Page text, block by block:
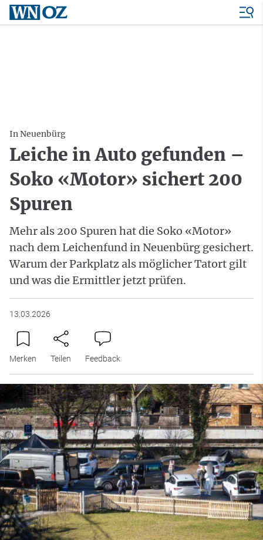
In Neuenbürg
Leiche in Auto gefunden –
Soko «Motor» sichert 200
Spuren
Mehr als 200 Spuren hat die Soko «Motor»
nach dem Leichenfund in Neuenbürg gesichert.
Warum der Parkplatz als möglicher Tatort gilt
und was die Ermittler jetzt prüfen.
13.03.2026
Merken Teilen Feedback